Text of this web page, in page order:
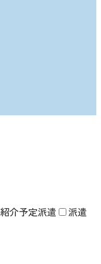
紹介予定派遣
派遣